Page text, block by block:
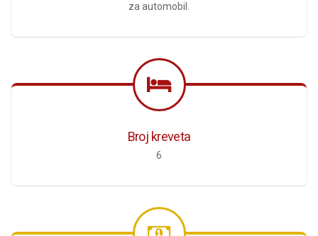
za automobil.
Broj kreveta
6